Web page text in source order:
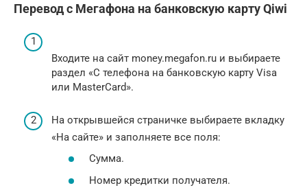
Перевод с Мегафона на банковскую карту Qiwi
Входите на сайт money.megafon.ru и выбираете
раздел «С телефона на банковскую карту Visa
или MasterCard».
На открывшейся страничке выбираете вкладку
«На сайте» и заполняете все поля:
Сумма.
Номер кредитки получателя.